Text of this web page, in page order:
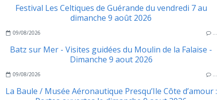
Festival Les Celtiques de Guérande du vendredi 7 au
dimanche 9 août 2026
09/08/2026 …
Batz sur Mer - Visites guidées du Moulin de la Falaise -
Dimanche 9 aout 2026
09/08/2026 …
La Baule / Musée Aéronautique Presqu’Ile Côte d’amour :